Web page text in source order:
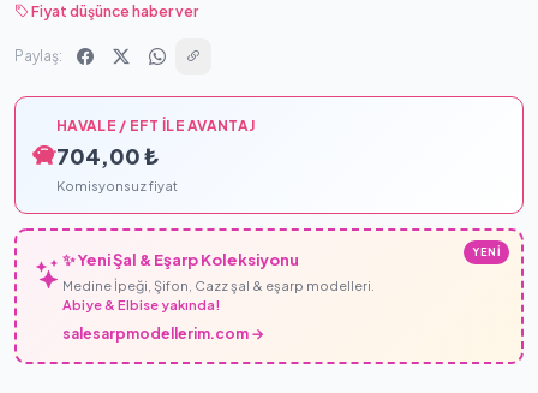
Fiyat düşünce haber ver
Paylaş:
HAVALE / EFT İLE AVANTAJ
704,00 ₺
Komisyonsuz fiyat
YENİ
✨ Yeni Şal & Eşarp Koleksiyonu
Medine İpeği, Şifon, Cazz şal & eşarp modelleri.
Abiye & Elbise yakında!
salesarpmodellerim.com →